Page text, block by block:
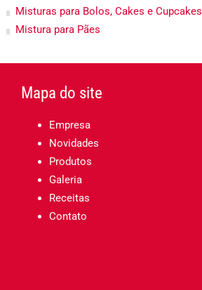
Misturas para Bolos, Cakes e Cupcakes
Mistura para Pães
Mapa do site
Empresa
Novidades
Produtos
Galeria
Receitas
Contato